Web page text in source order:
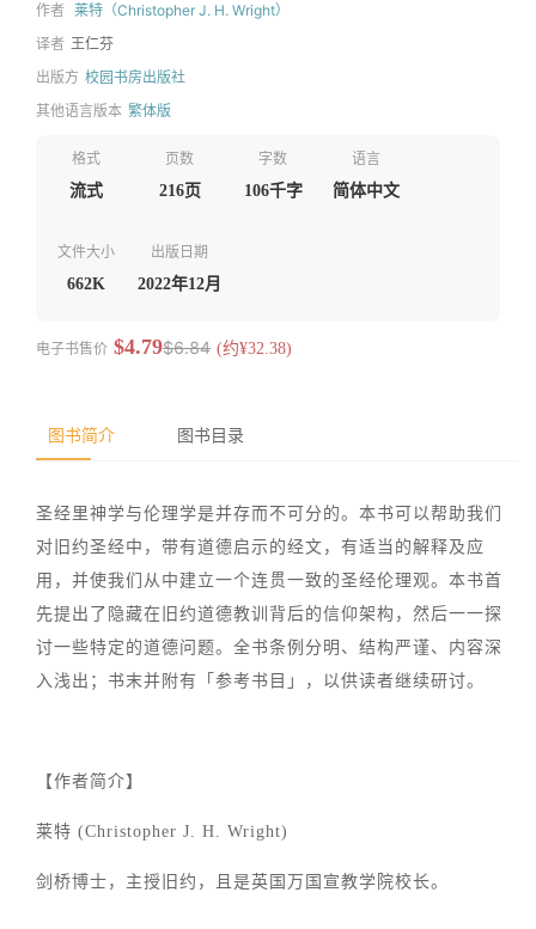
作者 莱特（Christopher J. H. Wright）
译者 王仁芬
出版方 校园书房出版社
其他语言版本 繁体版
格式
流式
页数
216页
字数
106千字
语言
简体中文
文件大小
662K
出版日期
2022年12月
电子书售价 $4.79$6.84 (约¥32.38)
图书简介 图书目录
圣经里神学与伦理学是并存而不可分的。本书可以帮助我们
对旧约圣经中，带有道德启示的经文，有适当的解释及应
用，并使我们从中建立一个连贯一致的圣经伦理观。本书首
先提出了隐藏在旧约道德教训背后的信仰架构，然后一一探
讨一些特定的道德问题。全书条例分明、结构严谨、内容深
入浅出；书末并附有「参考书目」，以供读者继续研讨。
【作者简介】
莱特 (Christopher J. H. Wright)
剑桥博士，主授旧约，且是英国万国宣教学院校长。